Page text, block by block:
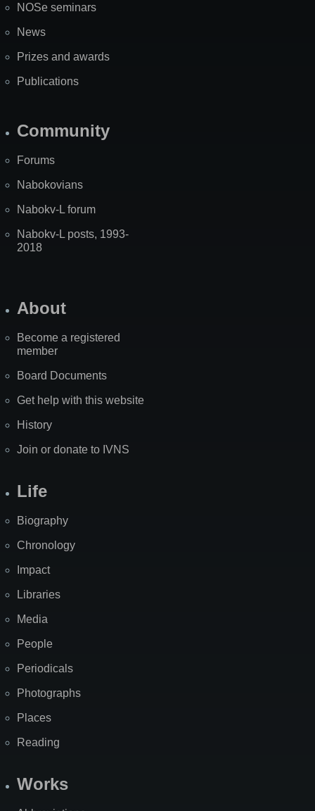
NOSe seminars
News
Prizes and awards
Publications
Community
Forums
Nabokovians
Nabokv-L forum
Nabokv-L posts, 1993-
2018
About
Become a registered
member
Board Documents
Get help with this website
History
Join or donate to IVNS
Life
Biography
Chronology
Impact
Libraries
Media
People
Periodicals
Photographs
Places
Reading
Works